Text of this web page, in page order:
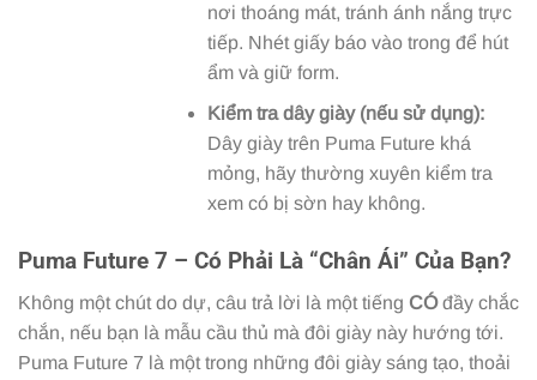
nơi thoáng mát, tránh ánh nắng trực
tiếp. Nhét giấy báo vào trong để hút
ẩm và giữ form.
Kiểm tra dây giày (nếu sử dụng):
Dây giày trên Puma Future khá
mỏng, hãy thường xuyên kiểm tra
xem có bị sờn hay không.
Puma Future 7 – Có Phải Là “Chân Ái” Của Bạn?
Không một chút do dự, câu trả lời là một tiếng CÓđầy chắc
chắn, nếu bạn là mẫu cầu thủ mà đôi giày này hướng tới.
Puma Future 7 là một trong những đôi giày sáng tạo, thoải